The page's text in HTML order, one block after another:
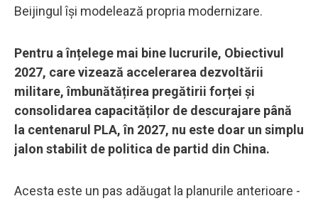
Beijingul își modelează propria modernizare.
Pentru a înțelege mai bine lucrurile, Obiectivul
2027, care vizează accelerarea dezvoltării
militare, îmbunătățirea pregătirii forței și
consolidarea capacităților de descurajare până
la centenarul PLA, în 2027, nu este doar un simplu
jalon stabilit de politica de partid din China.
Acesta este un pas adăugat la planurile anterioare -